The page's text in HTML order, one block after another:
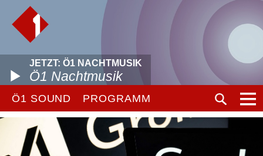
JETZT: Ö1 NACHTMUSIK
Ö1 Nachtmusik
Ö1 SOUND PROGRAMM